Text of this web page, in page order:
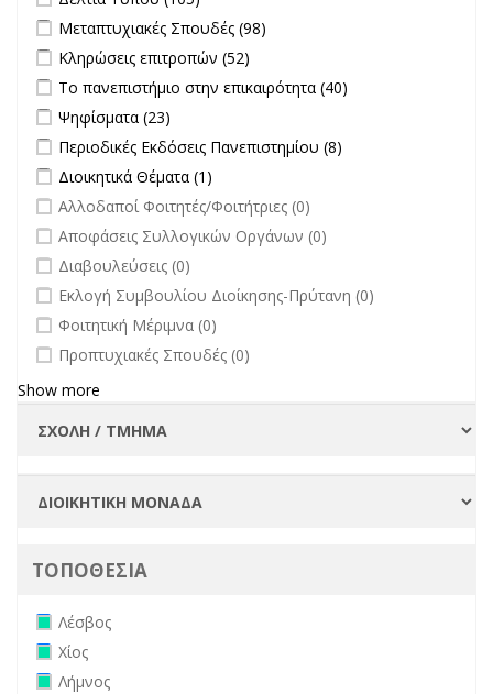
Apply Μεταπτυχιακές Σπουδές filter
Μεταπτυχιακές Σπουδές (98)
Apply Κληρώσεις επιτροπών filter
Κληρώσεις επιτροπών (52)
Apply Το πανεπιστήμιο στην επικαιρότητα filter
Το πανεπιστήμιο στην επικαιρότητα (40)
Apply Ψηφίσματα filter
Ψηφίσματα (23)
Apply Περιοδικές Εκδόσεις Πανεπιστημίου filter
Περιοδικές Εκδόσεις Πανεπιστημίου (8)
Apply Διοικητικά Θέματα filter
Διοικητικά Θέματα (1)
undefined
Αλλοδαποί Φοιτητές/Φοιτήτριες (0)
undefined
Αποφάσεις Συλλογικών Οργάνων (0)
undefined
Διαβουλεύσεις (0)
undefined
Εκλογή Συμβουλίου Διοίκησης-Πρύτανη (0)
undefined
Φοιτητική Μέριμνα (0)
undefined
Προπτυχιακές Σπουδές (0)
Show more
ΤΟΠΟΘΕΣΙΑ
Remove Λέσβος filter
Λέσβος
Remove Χίος filter
Χίος
Remove Λήμνος filter
Λήμνος